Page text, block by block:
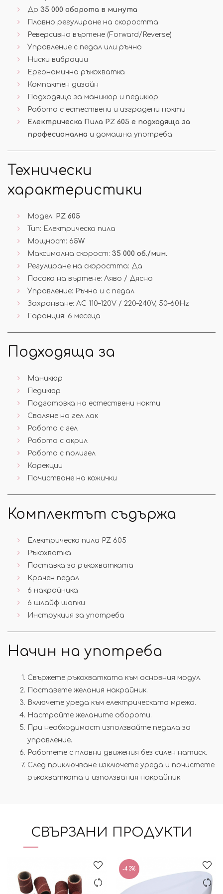
До 35 000 оборота в минута
Плавно регулиране на скоростта
Реверсивно въртене (Forward/Reverse)
Управление с педал или ръчно
Ниски вибрации
Ергономична ръкохватка
Компактен дизайн
Подходяща за маникюр и педикюр
Работа с естествени и изградени нокти
Електрическа Пила PZ 605 е подходяща за
професионална и домашна употреба
Технически
характеристики
Модел: PZ 605
Тип: Електрическа пила
Мощност: 65W
Максимална скорост: 35 000 об./мин.
Регулиране на скоростта: Да
Посока на въртене: Ляво / Дясно
Управление: Ръчно и с педал
Захранване: AC 110–120V / 220–240V, 50–60Hz
Гаранция: 6 месеца
Подходяща за
Маникюр
Педикюр
Подготовка на естествени нокти
Сваляне на гел лак
Работа с гел
Работа с акрил
Работа с полигел
Корекции
Почистване на кожички
Комплектът съдържа
Електрическа пила PZ 605
Ръкохватка
Поставка за ръкохватката
Крачен педал
6 накрайника
6 шлайф шапки
Инструкция за употреба
Начин на употреба
Свържете ръкохватката към основния модул.
Поставете желания накрайник.
Включете уреда към електрическата мрежа.
Настройте желаните обороти.
При необходимост използвайте педала за
управление.
Работете с плавни движения без силен натиск.
След приключване изключете уреда и почистете
ръкохватката и използвания накрайник.
СВЪРЗАНИ ПРОДУКТИ
-43%